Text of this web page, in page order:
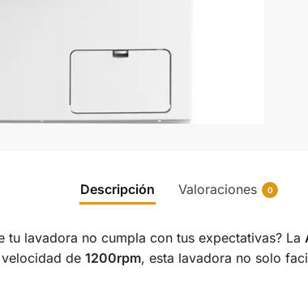
Descripción Valoraciones 0
lavadora no cumpla con tus expectativas? La
de 1200rpm, esta lavadora no solo